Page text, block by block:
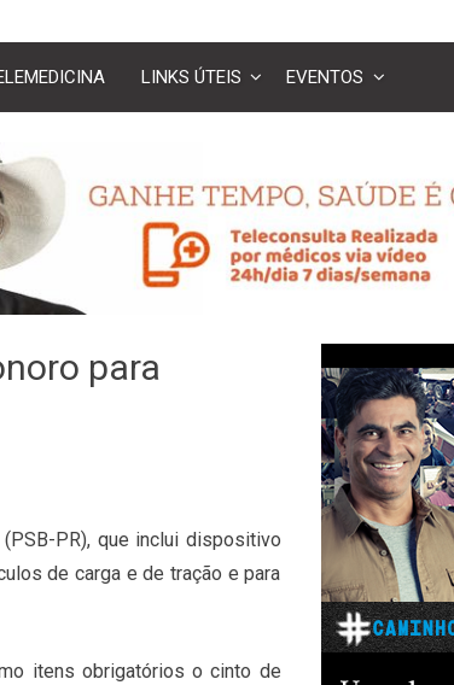
LINKS ÚTEIS EVENTOS
para
PR), que inclui dispositivo
de carga e de tração e para
itens obrigatórios o cinto de